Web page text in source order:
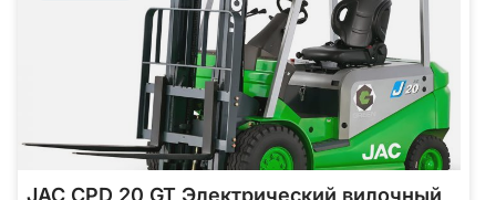
JAC CPD 20 GT Электрический вилочный